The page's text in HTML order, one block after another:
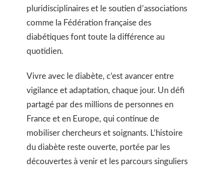
pluridisciplinaires et le soutien d’associations
comme la Fédération française des
diabétiques font toute la différence au
quotidien.
Vivre avec le diabète, c’est avancer entre
vigilance et adaptation, chaque jour. Un défi
partagé par des millions de personnes en
France et en Europe, qui continue de
mobiliser chercheurs et soignants. L’histoire
du diabète reste ouverte, portée par les
découvertes à venir et les parcours singuliers